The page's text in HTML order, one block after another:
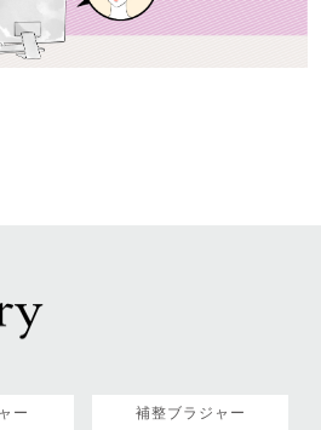
ー 補整ブラジャー